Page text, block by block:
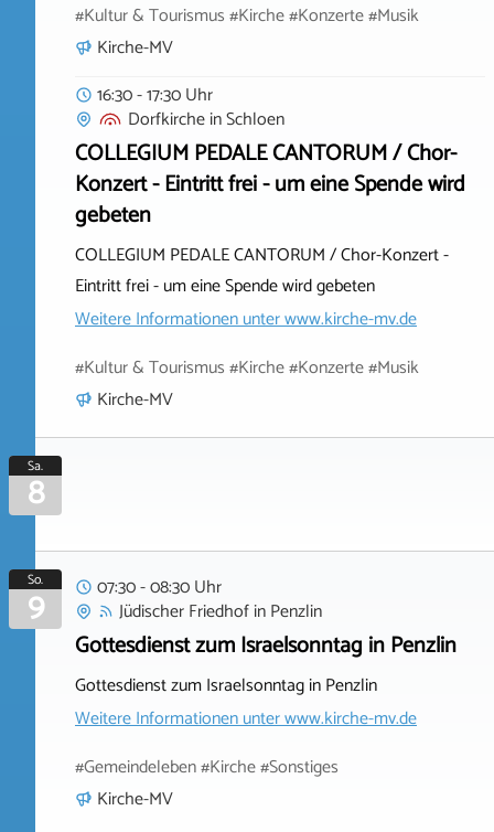
#Kultur & Tourismus #Kirche #Konzerte #Musik
Kirche-MV
16:30 - 17:30 Uhr
DorfkircheinSchloen
COLLEGIUM PEDALE CANTORUM / Chor-
Konzert - Eintritt frei - um eine Spende wird
gebeten
COLLEGIUM PEDALE CANTORUM / Chor-Konzert -
Eintritt frei - um eine Spende wird gebeten
Weitere Informationen unterwww.kirche-mv.de
#Kultur & Tourismus #Kirche #Konzerte #Musik
Kirche-MV
Sa.
8
So.
9
07:30 - 08:30 Uhr
Jüdischer FriedhofinPenzlin
Gottesdienst zum Israelsonntag in Penzlin
Gottesdienst zum Israelsonntag in Penzlin
Weitere Informationen unterwww.kirche-mv.de
#Gemeindeleben #Kirche #Sonstiges
Kirche-MV